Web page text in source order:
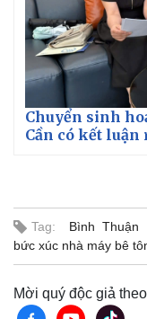
Thể thao
Chuyển sinh
Cần có kết luận
Tag: Bình Thuận
bức xúc nhà máy bê
Mời quý độc giả